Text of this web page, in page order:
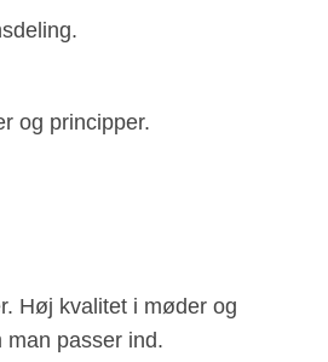
og principper.
Høj kvalitet i møder og
passer ind.